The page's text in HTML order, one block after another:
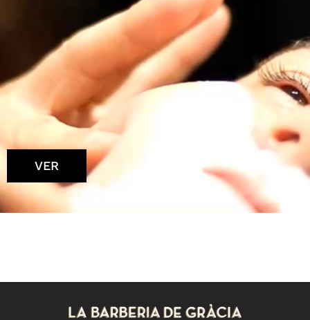
VER